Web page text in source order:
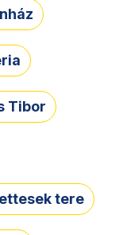
Tibor
tere